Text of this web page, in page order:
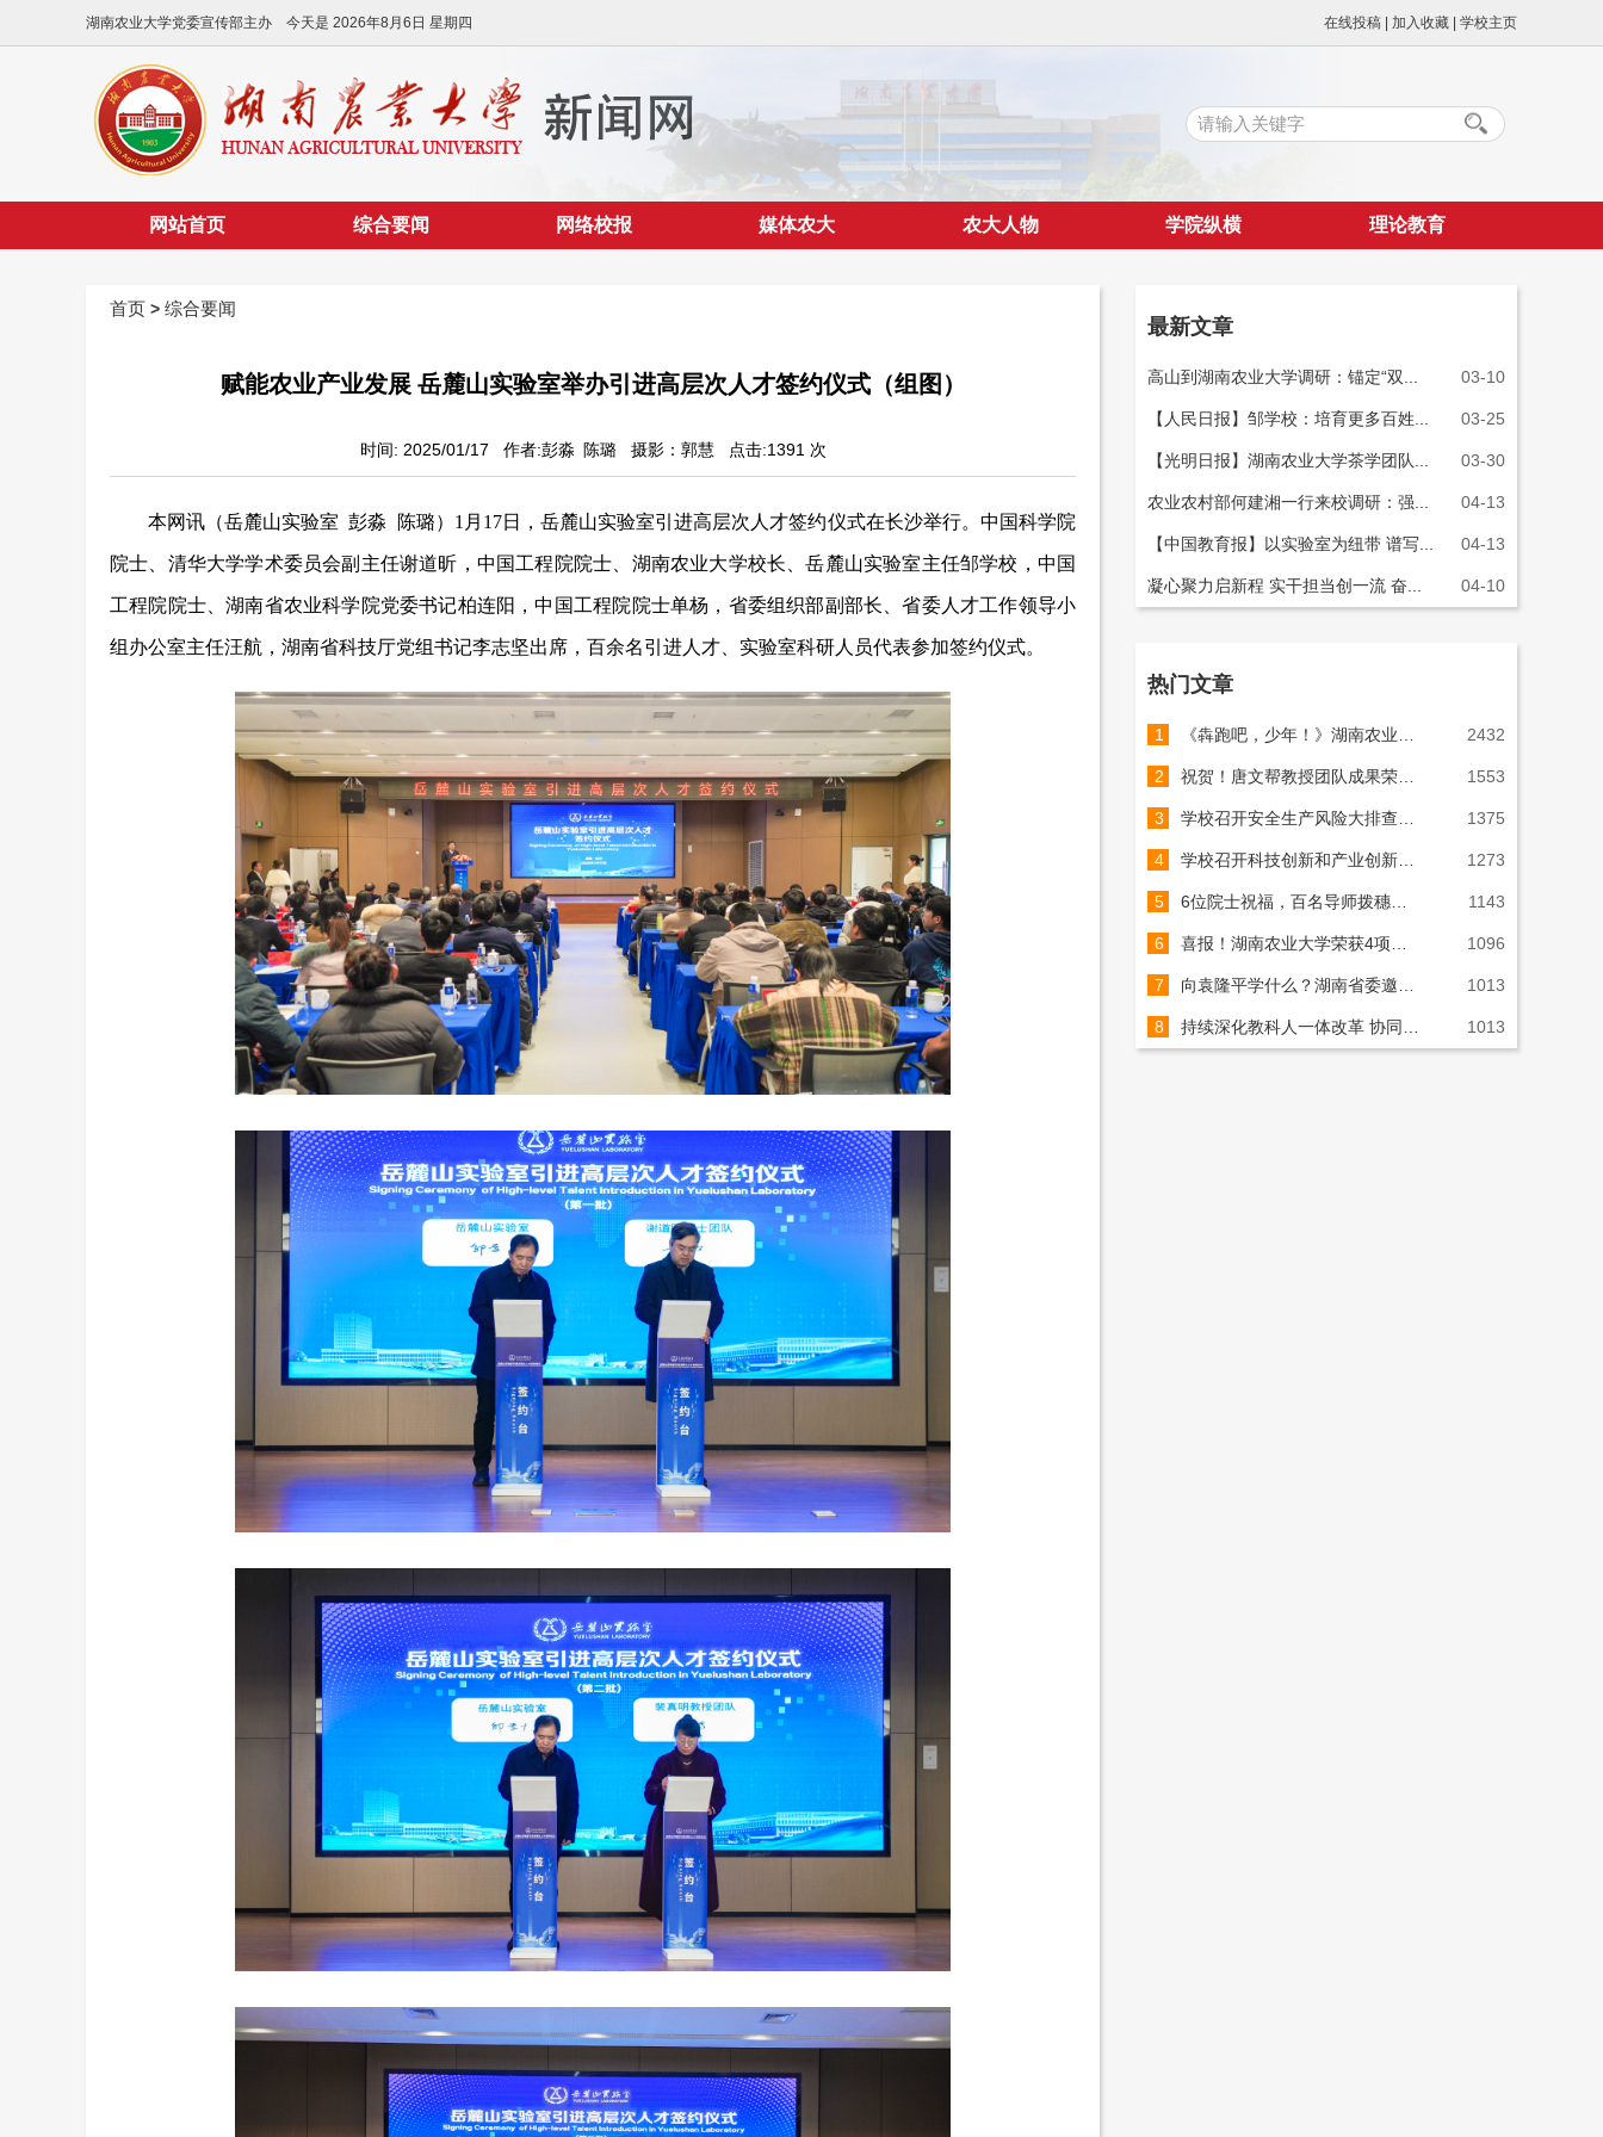
湖南农业大学党委宣传部主办 今天是 2026年8月6日 星期四 在线投稿 加入收藏 学校主页
网站首页 综合要闻 网络校报 媒体农大 农大人物 学院纵横 理论教育
首页 > 综合要闻
赋能农业产业发展 岳麓山实验室举办引进高层次人才签约仪式（组图）
时间: 2025/01/17 作者:彭淼 陈璐 摄影：郭慧点击:1391 次
本网讯（岳麓山实验室 彭淼 陈璐） 1 月17日，岳麓山实验室引进高层次人才签约仪式在长沙举行。中国科学院
院士、清华大学学术委员会副主任谢道昕，中国工程院院士、湖南农业大学校长、岳麓山实验室主任邹学校，中国
工程院院士、湖南省农业科学院党委书记柏连阳，中国工程院院士单杨，省委组织部副部长、省委人才工作领导小
组办公室主任汪航，湖南省科技厅党组书记李志坚出席，百余名引进人才、实验室科研人员代表参加签约仪式。
最新文章
03-10
高山到湖南农业大学调研：锚定“双...
03-25
【人民日报】邹学校：培育更多百姓...
03-30
【光明日报】湖南农业大学茶学团队...
04-13
农业农村部何建湘一行来校调研：强...
04-13
【中国教育报】以实验室为纽带 谱写...
04-10
凝心聚力启新程 实干担当创一流 奋...
热门文章
1 2432
2 1553
3 1375
4 1273
5 1143
6 1096
7 1013
8 1013